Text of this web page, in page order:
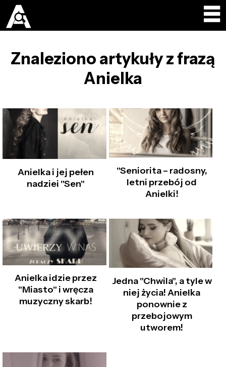
Znaleziono artykuły z frazą
Anielka
Anielka i jej pełen
nadziei "Sen"
"Seniorita – radosny,
letni przebój od
Anielki!
Anielka idzie przez
"Miasto" i wręcza
muzyczny skarb!
Jedna "Chwila", a tyle w
niej życia! Anielka
ponownie z
przebojowym
utworem!